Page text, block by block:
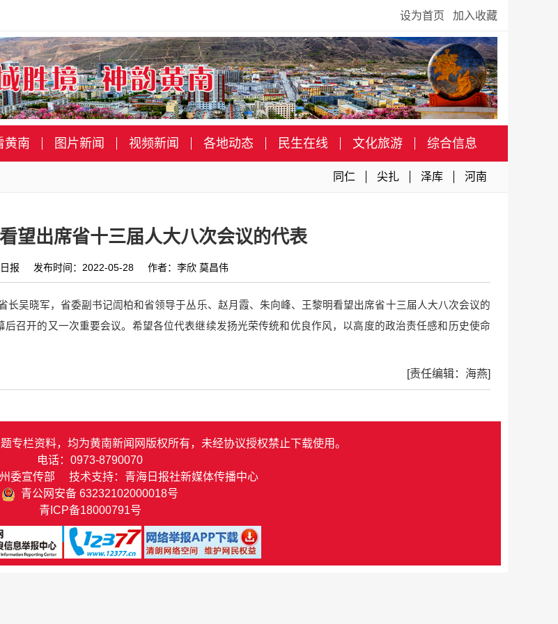
设为首页 加入收藏
黄南 图片新闻 视频新闻 各地动态 民生在线 文化旅游 综合信息
同仁 尖扎 泽库 河南
望出席省十三届人大八次会议的代表
日报 发布时间：2022-05-28 作者：李欣 莫昌伟
长吴晓军，省委副书记訚柏和省领导于丛乐、赵月霞、朱向峰、王黎明看望出席省十三届人大八次会议的
召开的又一次重要会议。希望各位代表继续发扬光荣传统和优良作风，以高度的政治责任感和历史使命
[责任编辑：海燕]
专栏资料，均为黄南新闻网版权所有，未经协议授权禁止下载使用。
电话：0973-8790070
委宣传部 技术支持：青海日报社新媒体传播中心
青公网安备 63232102000018号
青ICP备18000791号